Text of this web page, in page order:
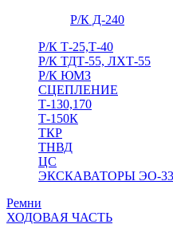
Р/К Д-240
Р/К Т-25,Т-40
Р/К ТДТ-55, ЛХТ-55
Р/К ЮМЗ
СЦЕПЛЕНИЕ
Т-130,170
Т-150К
ТКР
ТНВД
ЦС
ЭКСКАВАТОРЫ ЭО-
Ремни
ХОДОВАЯ ЧАСТЬ